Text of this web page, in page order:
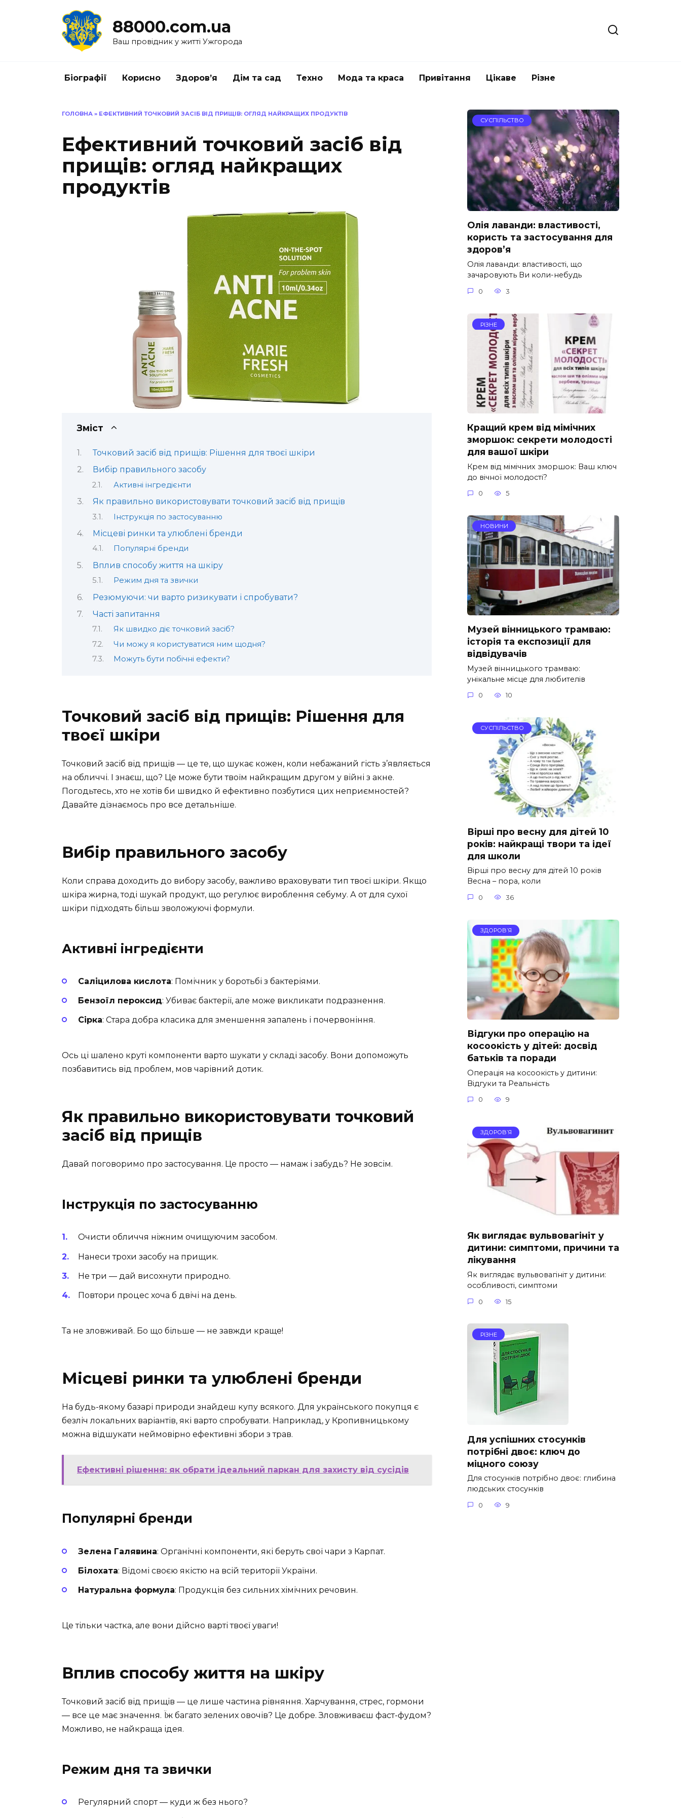
88000.com.ua
Ваш провідник у житті Ужгорода
Біографії Корисно Здоров’я Дім та сад Техно Мода та краса Привітання Цікаве Різне
ГОЛОВНА » ЕФЕКТИВНИЙ ТОЧКОВИЙ ЗАСІБ ВІД ПРИЩІВ: ОГЛЯД НАЙКРАЩИХ ПРОДУКТІВ
Ефективний точковий засіб від
прищів: огляд найкращих
продуктів
Зміст
Точковий засіб від прищів: Рішення для твоєї шкіри
Вибір правильного засобу
Активні інгредієнти
Як правильно використовувати точковий засіб від прищів
Інструкція по застосуванню
Місцеві ринки та улюблені бренди
Популярні бренди
Вплив способу життя на шкіру
Режим дня та звички
Резюмуючи: чи варто ризикувати і спробувати?
Часті запитання
Як швидко діє точковий засіб?
Чи можу я користуватися ним щодня?
Можуть бути побічні ефекти?
Точковий засіб від прищів: Рішення для
твоєї шкіри
Точковий засіб від прищів — це те, що шукає кожен, коли небажаний гість з’являється
на обличчі. І знаєш, що? Це може бути твоїм найкращим другом у війні з акне.
Погодьтесь, хто не хотів би швидко й ефективно позбутися цих неприємностей?
Давайте дізнаємось про все детальніше.
Вибір правильного засобу
Коли справа доходить до вибору засобу, важливо враховувати тип твоєї шкіри. Якщо
шкіра жирна, тоді шукай продукт, що регулює вироблення себуму. А от для сухої
шкіри підходять більш зволожуючі формули.
Активні інгредієнти
Саліцилова кислота: Помічник у боротьбі з бактеріями.
Бензоїл пероксид: Убиває бактерії, але може викликати подразнення.
Сірка: Стара добра класика для зменшення запалень і почервоніння.
Ось ці шалено круті компоненти варто шукати у складі засобу. Вони допоможуть
позбавитись від проблем, мов чарівний дотик.
Як правильно використовувати точковий
засіб від прищів
Давай поговоримо про застосування. Це просто — намаж і забудь? Не зовсім.
Інструкція по застосуванню
Очисти обличчя ніжним очищуючим засобом.
Нанеси трохи засобу на прищик.
Не три — дай висохнути природно.
Повтори процес хоча б двічі на день.
Та не зловживай. Бо що більше — не завжди краще!
Місцеві ринки та улюблені бренди
На будь-якому базарі природи знайдеш купу всякого. Для українського покупця є
безліч локальних варіантів, які варто спробувати. Наприклад, у Кропивницькому
можна відшукати неймовірно ефективні збори з трав.
Ефективні рішення: як обрати ідеальний паркан для захисту від сусідів
Популярні бренди
Зелена Галявина: Органічні компоненти, які беруть свої чари з Карпат.
Білохата: Відомі своєю якістю на всій території України.
Натуральна формула: Продукція без сильних хімічних речовин.
Це тільки частка, але вони дійсно варті твоєї уваги!
Вплив способу життя на шкіру
Точковий засіб від прищів — це лише частина рівняння. Харчування, стрес, гормони
— все це має значення. Їж багато зелених овочів? Це добре. Зловживаєш фаст-фудом?
Можливо, не найкраща ідея.
Режим дня та звички
Регулярний спорт — куди ж без нього?
СУСПІЛЬСТВО
Олія лаванди: властивості,
користь та застосування для
здоров’я
Олія лаванди: властивості, що
зачаровують Ви коли-небудь
0 3
РІЗНЕ
Кращий крем від мімічних
зморшок: секрети молодості
для вашої шкіри
Крем від мімічних зморшок: Ваш ключ
до вічної молодості?
0 5
НОВИНИ
Музей вінницького трамваю:
історія та експозиції для
відвідувачів
Музей вінницького трамваю:
унікальне місце для любителів
0 10
СУСПІЛЬСТВО
Вірші про весну для дітей 10
років: найкращі твори та ідеї
для школи
Вірші про весну для дітей 10 років
Весна – пора, коли
0 36
ЗДОРОВ’Я
Відгуки про операцію на
косоокість у дітей: досвід
батьків та поради
Операція на косоокість у дитини:
Відгуки та Реальність
0 9
ЗДОРОВ’Я
Як виглядає вульвовагініт у
дитини: симптоми, причини та
лікування
Як виглядає вульвовагініт у дитини:
особливості, симптоми
0 15
РІЗНЕ
Для успішних стосунків
потрібні двоє: ключ до
міцного союзу
Для стосунків потрібно двоє: глибина
людських стосунків
0 9